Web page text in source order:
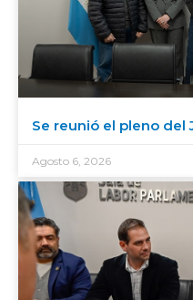
Se reunió el pleno del
Agosto 6, 2026